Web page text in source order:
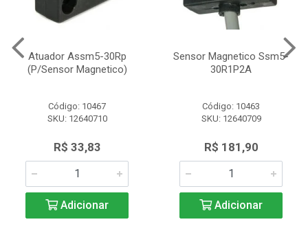
Atuador Assm5-30Rp
(P/Sensor Magnetico)
Código: 10467
SKU: 12640710
R$ 33,83
Adicionar
Sensor Magnetico Ssm5-
30R1P2A
Código: 10463
SKU: 12640709
R$ 181,90
Adicionar